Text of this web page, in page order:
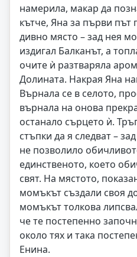
намерила, макар да
кътче, Яна за първи път
дивно място – зад нея
издигал Балканът, а
очите ѝ разтваряла
Долината. Накрая Яна
Върнала се в селото,
върнала на онова
останало сърцето ѝ.
стъпки да я следват –
не позволило
единственото, което
свят. На мястото,
момъкът създали своя
момъкът толкова
че те постепенно
около тях и така
Енина.